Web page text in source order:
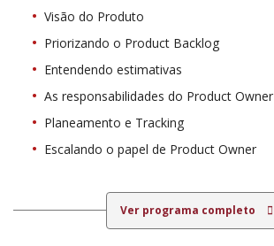
Visão do Produto
Priorizando o Product Backlog
Entendendo estimativas
As responsabilidades do Product Owner
Planeamento e Tracking
Escalando o papel de Product Owner
Ver programa completo